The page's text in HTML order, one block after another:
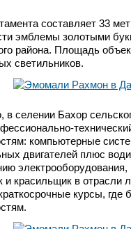
составляет 33
эмблемы золотыми
района. Площадь
светильников.
в селении Бахор
компьютерные
двигателей плюс
электрооборудования,
и красильщик в отрасли
курсы,